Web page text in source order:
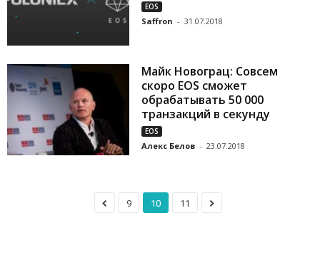
EOS
Saffron - 31.07.2018
Майк Новограц: Совсем
скоро EOS сможет
обрабатывать 50 000
транзакций в секунду
EOS
Алекс Белов - 23.07.2018
9 10 11